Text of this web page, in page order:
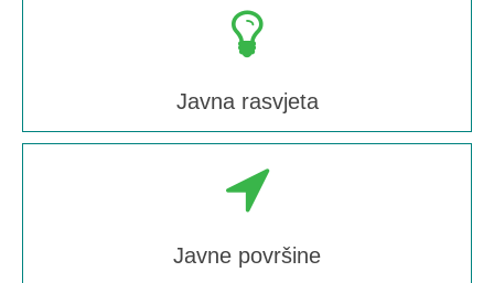
Javna rasvjeta
Javne površine